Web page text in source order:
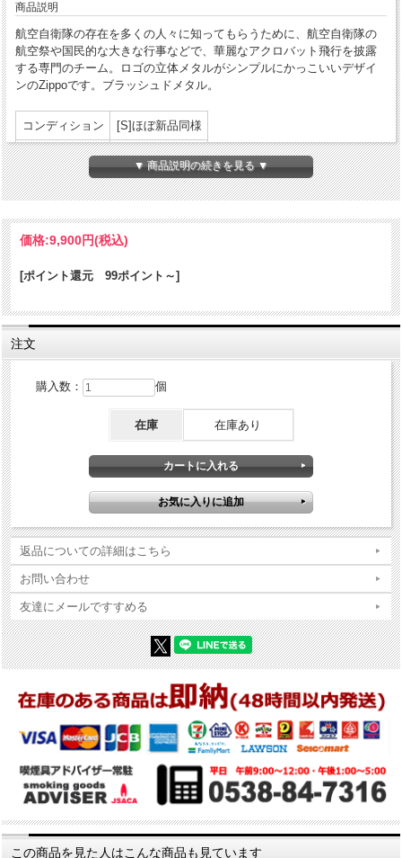
商品説明
航空自衛隊の存在を多くの人々に知ってもらうために、航空自衛隊の
航空祭や国民的な大きな行事などで、華麗なアクロバット飛行を披露
する専門のチーム。ロゴの立体メタルがシンプルにかっこいいデザイ
ンのZippoです。ブラッシュドメタル。
コンディション [S]ほぼ新品同様
製造年月 2008年5月
製造国 アメリカ合衆国
付属品
パッケージ:なし
※Zippo本体の底（ボトム）の製造年・月とインサイドユニットの製造
年・月は、一致しない場合がございます。ストックを利用する関係上
※当店では真贋確認の上、簡易クリーニング、フリントの発火ができ
る状態で販売しておりますが、現状でのお渡しになりますので、商品
写真やコンディション説明をご確認の上ご購入ください。
▼ 商品説明の続きを見る ▼
価格:9,900円(税込)
[ポイント還元 99ポイント～]
注文
購入数： 個
在庫 在庫あり
返品についての詳細はこちら
お問い合わせ
友達にメールですすめる
この商品を見た人はこんな商品も見ています